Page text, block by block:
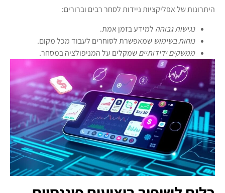
היתרונות של אפליקציות ניידות לסחר רבים וברורים:
נגישות גבוהה למידע בזמן אמת.
נוחות בשימוש שמאפשרת לסוחרים לעבוד מכל מקום.
ממשקים ידידותייםשמקלים על המניפולציה במסחר.